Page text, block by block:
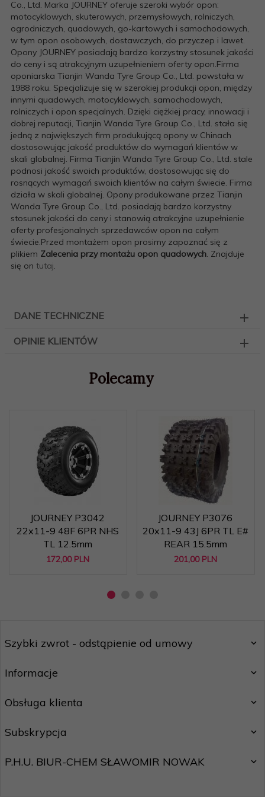
Co., Ltd. Marka JOURNEY oferuje szeroki wybór opon:
motocyklowych, skuterowych, przemysłowych, rolniczych,
ogrodniczych, quadowych, go-kartowych i samochodowych,
w tym opon osobowych, dostawczych, do przyczep i lawet.
Opony JOURNEY posiadają bardzo korzystny stosunek jakości
do ceny i są atrakcyjnym uzupełnieniem oferty opon.Firma
oponiarska Tianjin Wanda Tyre Group Co., Ltd. powstała w
1988 roku. Specjalizuje się w szerokiej produkcji opon, między
innymi quadowych, motocyklowych, samochodowych,
rolniczych i opon specjalnych. Dzięki ciężkiej pracy, innowacji i
dobrej reputacji, Tianjin Wanda Tyre Group Co., Ltd. stała się
jedną z największych firm produkującą opony w Chinach
dostosowując jakość produktów do wymagań klientów w
skali globalnej. Firma Tianjin Wanda Tyre Group Co., Ltd. stale
podnosi jakość swoich produktów, dostosowując się do
rosnących wymagań swoich klientów na całym świecie. Firma
działa w skali globalnej. Opony produkowane przez Tianjin
Wanda Tyre Group Co., Ltd. posiadają bardzo korzystny
stosunek jakości do ceny i stanowią atrakcyjne uzupełnienie
oferty profesjonalnych sprzedawców opon na całym
świecie.Przed montażem opon prosimy zapoznać się z
plikiem Zalecenia przy montażu opon quadowych. Znajduje
się on tutaj.
DANE TECHNICZNE
OPINIE KLIENTÓW
Polecamy
JOURNEY P3042
22x11-9 48F 6PR NHS
TL 12.5mm
172,00 PLN
JOURNEY P3076
20x11-9 43J 6PR TL E#
REAR 15.5mm
201,00 PLN
Szybki zwrot - odstąpienie od umowy
Informacje
Obsługa klienta
Subskrypcja
P.H.U. BIUR-CHEM SŁAWOMIR NOWAK